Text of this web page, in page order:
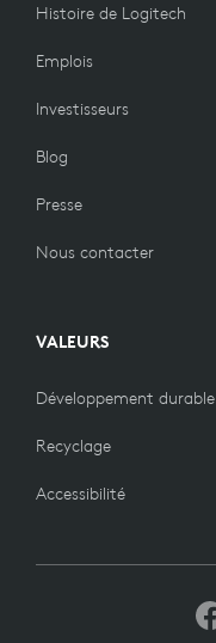
Histoire de Logitech
Emplois
Investisseurs
Blog
Presse
Nous contacter
VALEURS
Développement durable
Recyclage
Accessibilité